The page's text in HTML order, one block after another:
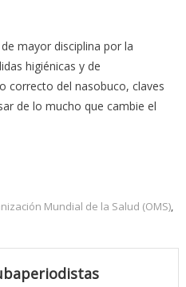
mayor disciplina por la
higiénicas y de
correcto del nasobuco, claves
de lo mucho que cambie el
Mundial de la Salud (OMS),